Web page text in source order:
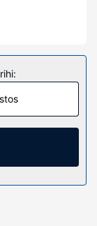
ve
internet
restoranda